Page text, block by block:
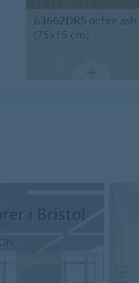
63662DR5 ochre ash
(75x15 cm)
i Bristol